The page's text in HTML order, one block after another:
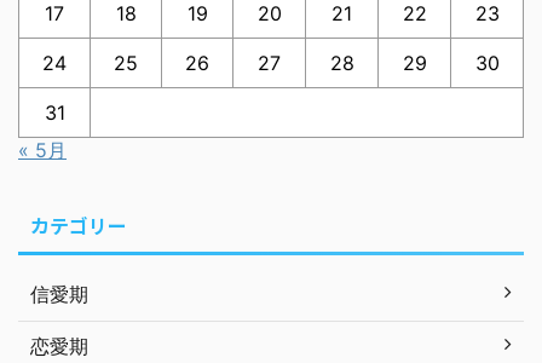
17 18 19 20 21 22 23
24 25 26 27 28 29 30
31
« 5月
カテゴリー
信愛期
恋愛期